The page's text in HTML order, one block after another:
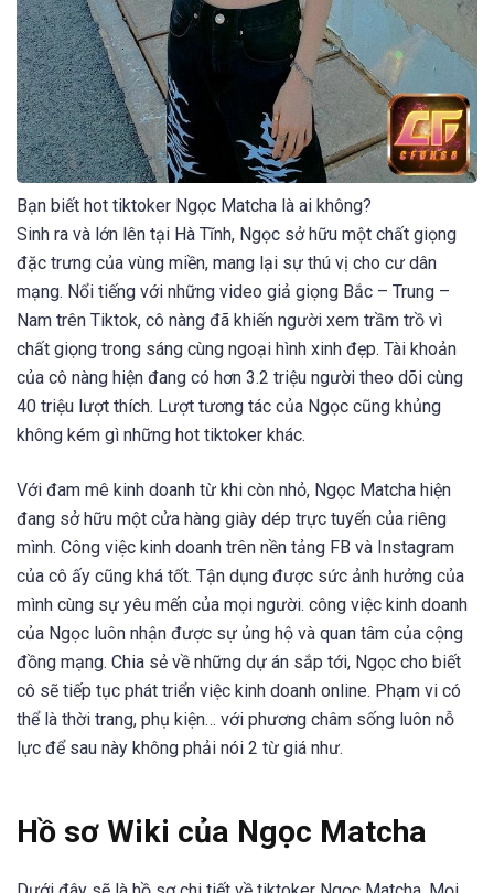
Bạn biết hot tiktoker Ngọc Matcha là ai không?
Sinh ra và lớn lên tại Hà Tĩnh, Ngọc sở hữu một chất giọng
đặc trưng của vùng miền, mang lại sự thú vị cho cư dân
mạng. Nổi tiếng với những video giả giọng Bắc – Trung –
Nam trên Tiktok, cô nàng đã khiến người xem trầm trồ vì
chất giọng trong sáng cùng ngoại hình xinh đẹp. Tài khoản
của cô nàng hiện đang có hơn 3.2 triệu người theo dõi cùng
40 triệu lượt thích. Lượt tương tác của Ngọc cũng khủng
không kém gì những hot tiktoker khác.
Với đam mê kinh doanh từ khi còn nhỏ, Ngọc Matcha hiện
đang sở hữu một cửa hàng giày dép trực tuyến của riêng
mình. Công việc kinh doanh trên nền tảng FB và Instagram
của cô ấy cũng khá tốt. Tận dụng được sức ảnh hưởng của
mình cùng sự yêu mến của mọi người. công việc kinh doanh
của Ngọc luôn nhận được sự ủng hộ và quan tâm của cộng
đồng mạng. Chia sẻ về những dự án sắp tới, Ngọc cho biết
cô sẽ tiếp tục phát triển việc kinh doanh online. Phạm vi có
thể là thời trang, phụ kiện… với phương châm sống luôn nỗ
lực để sau này không phải nói 2 từ giá như.
Hồ sơ Wiki của Ngọc Matcha